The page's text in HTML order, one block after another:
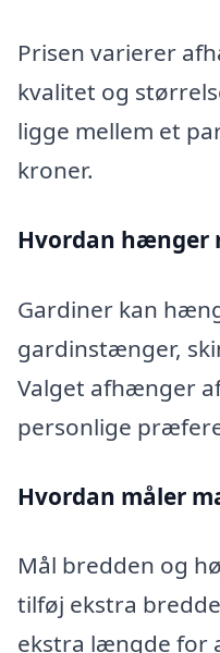
Prisen varierer
kvalitet og
ligge mellem et
kroner.
Hvordan hænger
Gardiner kan
gardinstænger,
Valget afhænger
personlige
Hvordan måler
Mål bredden og
tilføj ekstra
ekstra længde for